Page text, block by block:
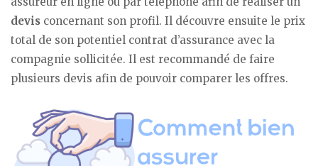
devis concernant son profil. Il découvre ensuite le prix
total de son potentiel contrat d’assurance avec la
compagnie sollicitée. Il est recommandé de faire
plusieurs devis afin de pouvoir comparer les offres.